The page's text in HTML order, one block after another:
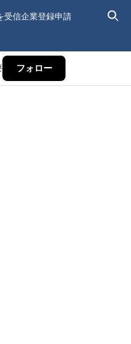
受信企業登録申請
フォロー